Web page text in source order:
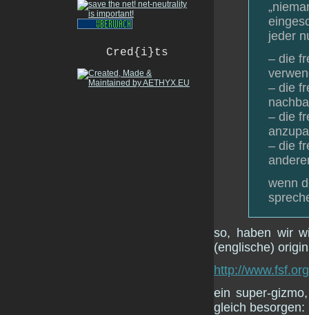
Cred{i}ts
jeder
– die
– die
– die
– die
wenn
so, haben wir
(englische)
http://
ein super-
gleich besorgen: